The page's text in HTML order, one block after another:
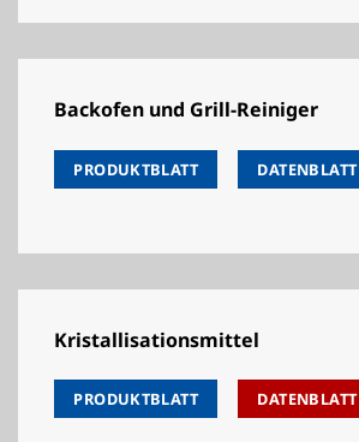
Backofen und Grill-Reiniger
PRODUKTBLATT DATENBLATT
Kristallisationsmittel
PRODUKTBLATT DATENBLATT